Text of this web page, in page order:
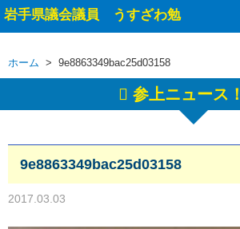
岩手県議会議員 うすざわ勉
ホーム > 9e8863349bac25d03158
参上ニュース！
9e8863349bac25d03158
2017.03.03